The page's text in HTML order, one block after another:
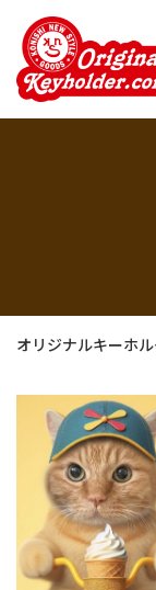
オリジナルキーホ